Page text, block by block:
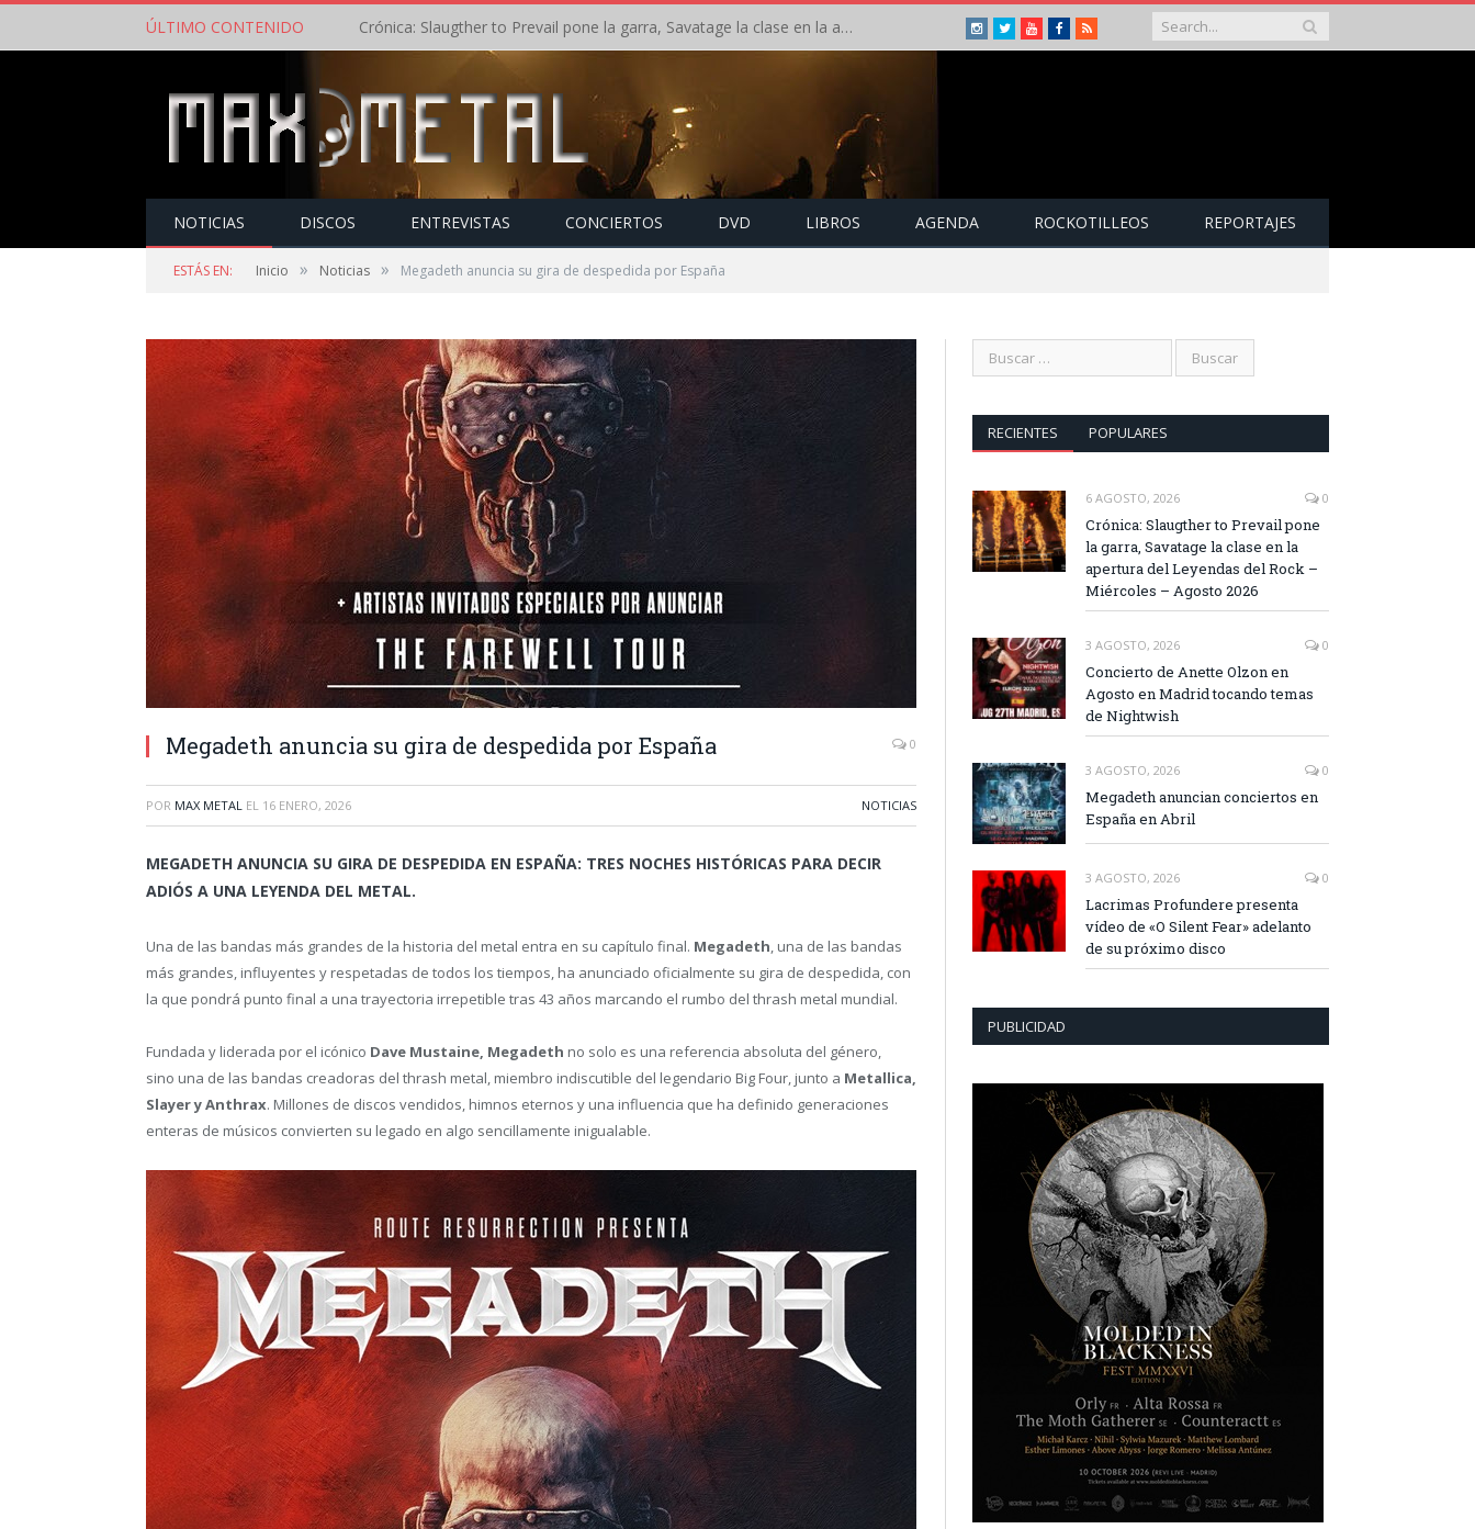
ÚLTIMO CONTENIDO Crónica: Slaugther to Prevail pone la garra, Savatage la clase en la apertura del Leyendas del Rock – Miércoles – Agosto 2026 Instagram
TwitterYoutubeFacebook
RSS
NOTICIAS DISCOS ENTREVISTAS CONCIERTOS DVD LIBROS AGENDA ROCKOTILLEOS REPORTAJES
ESTÁS EN: Inicio » Noticias » Megadeth anuncia su gira de despedida por España
Megadeth anuncia su gira de despedida por España 0
POR MAX METAL EL 16 ENERO, 2026 NOTICIAS
MEGADETH ANUNCIA SU GIRA DE DESPEDIDA EN ESPAÑA: TRES NOCHES HISTÓRICAS PARA DECIR
ADIÓS A UNA LEYENDA DEL METAL.
Una de las bandas más grandes de la historia del metal entra en su capítulo final. Megadeth, una de las bandas
más grandes, influyentes y respetadas de todos los tiempos, ha anunciado oficialmente su gira de despedida, con
la que pondrá punto final a una trayectoria irrepetible tras 43 años marcando el rumbo del thrash metal mundial.
Fundada y liderada por el icónico Dave Mustaine, Megadeth no solo es una referencia absoluta del género,
sino una de las bandas creadoras del thrash metal, miembro indiscutible del legendario Big Four, junto a Metallica,
Slayer y Anthrax. Millones de discos vendidos, himnos eternos y una influencia que ha definido generaciones
enteras de músicos convierten su legado en algo sencillamente inigualable.
RECIENTES POPULARES
6 AGOSTO, 2026 0
Crónica: Slaugther to Prevail pone
la garra, Savatage la clase en la
apertura del Leyendas del Rock –
Miércoles – Agosto 2026
3 AGOSTO, 2026 0
Concierto de Anette Olzon en
Agosto en Madrid tocando temas
de Nightwish
3 AGOSTO, 2026 0
Megadeth anuncian conciertos en
España en Abril
3 AGOSTO, 2026 0
Lacrimas Profundere presenta
vídeo de «O Silent Fear» adelanto
de su próximo disco
PUBLICIDAD